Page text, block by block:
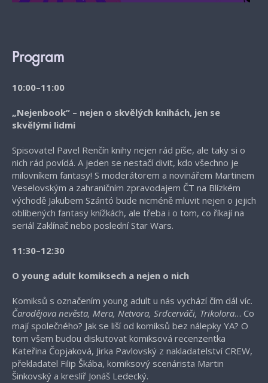
Program
10:00–11:00
„Nejenbook“ – nejen o skvělých knihách, jen se
skvělými lidmi
Spisovatel Pavel Renčín knihy nejen rád píše, ale taky si o
nich rád povídá. A jeden se nestačí divit, kdo všechno je
milovníkem fantasy! S moderátorem a novinářem Martinem
Veselovským a zahraničním zpravodajem ČT na Blízkém
východě Jakubem Szántó bude nicméně mluvit nejen o jejich
oblíbených fantasy knížkách, ale třeba i o tom, co říkají na
seriál Zaklínač nebo poslední Star Wars.
11:30–12:30
O young adult komiksech a nejen o nich
Komiksů s označením young adult u nás vychází čím dál víc.
Čarodějova nevěsta, Mera, Netvora, Srdcerváči, Trikolora… Co
mají společného? Jak se liší od komiksů bez nálepky YA? O
tom všem budou diskutovat komiksová recenzentka
Kateřina Čopjaková, Jirka Pavlovský z nakladatelství CREW,
překladatel Filip Škába, komiksový scenárista Martin
Šinkovský a kreslíř Jonáš Ledecký.